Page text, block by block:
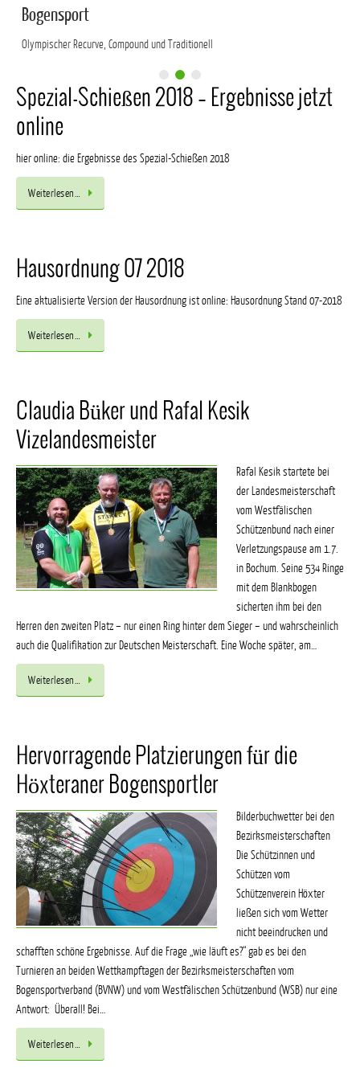
Bogensport
Olympischer Recurve, Compound und Traditionell
Spezial-Schießen 2018 – Ergebnisse jetzt
online
hier online: die Ergebnisse des Spezial-Schießen 2018
Weiterlesen…
Hausordnung 07 2018
Eine aktualisierte Version der Hausordnung ist online: Hausordnung Stand 07-2018
Weiterlesen…
Claudia Büker und Rafal Kesik
Vizelandesmeister
Rafal Kesik startete bei
der Landesmeisterschaft
vom Westfälischen
Schützenbund nach einer
Verletzungspause am 1.7.
in Bochum. Seine 534 Ringe
mit dem Blankbogen
sicherten ihm bei den
Herren den zweiten Platz – nur einen Ring hinter dem Sieger – und wahrscheinlich
auch die Qualifikation zur Deutschen Meisterschaft. Eine Woche später, am…
Weiterlesen…
Hervorragende Platzierungen für die
Höxteraner Bogensportler
Bilderbuchwetter bei den
Bezirksmeisterschaften
Die Schützinnen und
Schützen vom
Schützenverein Höxter
ließen sich vom Wetter
nicht beeindrucken und
schafften schöne Ergebnisse. Auf die Frage „wie läuft es?“ gab es bei den
Turnieren an beiden Wettkampftagen der Bezirksmeisterschaften vom
Bogensportverband (BVNW) und vom Westfälischen Schützenbund (WSB) nur eine
Antwort: Überall! Bei…
Weiterlesen…